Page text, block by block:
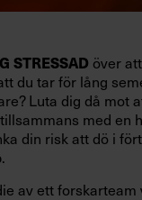
STRESSAD över
du tar för lång
Luta dig då mot
med en
din risk att dö i
av ett forskarteam